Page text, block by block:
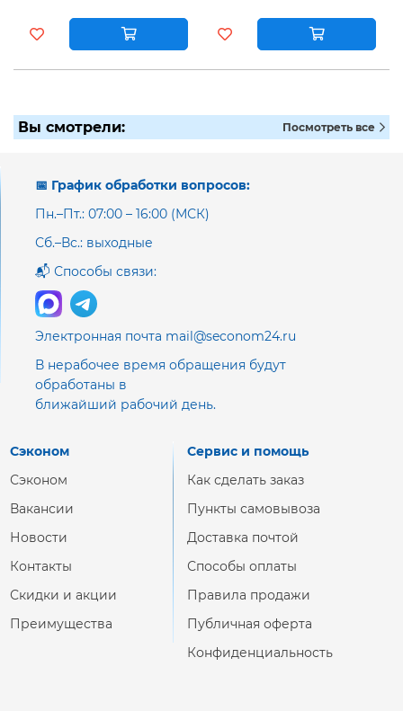
Вы смотрели: Посмотреть все
📅 График обработки вопросов:
Пн.–Пт.: 07:00 – 16:00 (МСК)
Сб.–Вс.: выходные
📬 Способы связи:
Электронная почта mail@seconom24.ru
В нерабочее время обращения будут
обработаны в
ближайший рабочий день.
Сэконом
Сэконом
Вакансии
Новости
Контакты
Скидки и акции
Преимущества
Сервис и помощь
Как сделать заказ
Пункты самовывоза
Доставка почтой
Способы оплаты
Правила продажи
Публичная оферта
Конфиденциальность